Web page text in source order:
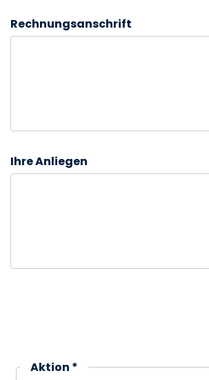
Rechnungsanschrift
Ihre Anliegen
Aktion *